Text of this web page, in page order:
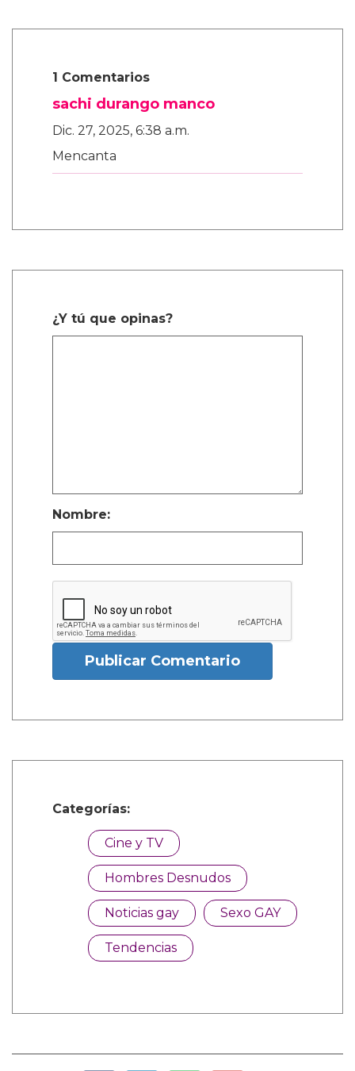
1 Comentarios
sachi durango manco
Dic. 27, 2025, 6:38 a.m.
Mencanta
¿Y tú que opinas?
Nombre:
Publicar Comentario
Categorías:
Cine y TV
Hombres Desnudos
Noticias gay Sexo GAY
Tendencias